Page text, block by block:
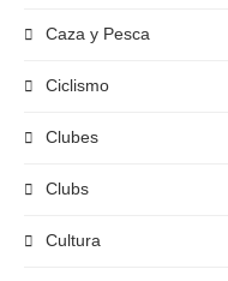
Caza y Pesca
Ciclismo
Clubes
Clubs
Cultura